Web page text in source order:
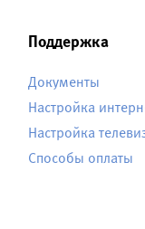
Поддержка
Документы
Настройка
Настройка
Способы оплаты